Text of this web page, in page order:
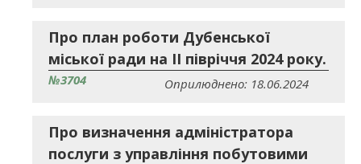
Про план роботи Дубенської
міської ради на ІІ півріччя 2024 року.
№3704 Оприлюднено: 18.06.2024
Про визначення адміністратора
послуги з управління побутовими